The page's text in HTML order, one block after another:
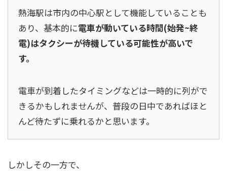
熱海駅は市内の中心駅として機能していることも
あり、基本的に電車が動いている時間(始発~終
電)はタクシーが待機している可能性が高いで
す。
電車が到着したタイミングなどは一時的に列がで
きるかもしれませんが、普段の日中であればほと
んど待たずに乗れるかと思います。
しかしその一方で、